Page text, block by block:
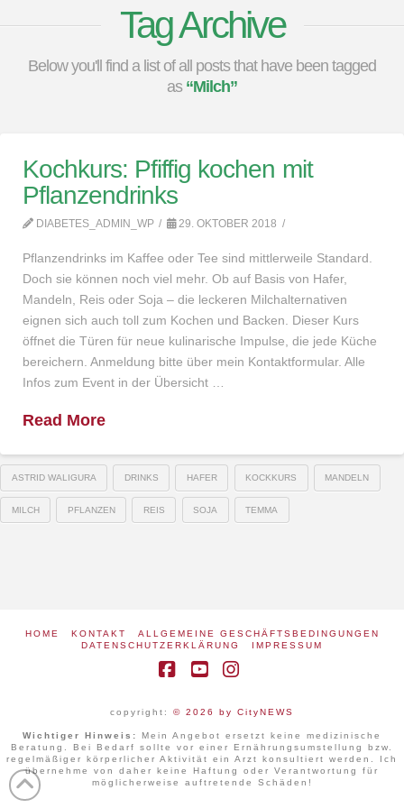
Tag Archive
Below you'll find a list of all posts that have been tagged
as “Milch”
Kochkurs: Pfiffig kochen mit
Pflanzendrinks
DIABETES_ADMIN_WP 29. OKTOBER 2018
Pflanzendrinks im Kaffee oder Tee sind mittlerweile Standard.
Doch sie können noch viel mehr. Ob auf Basis von Hafer,
Mandeln, Reis oder Soja – die leckeren Milchalternativen
eignen sich auch toll zum Kochen und Backen. Dieser Kurs
öffnet die Türen für neue kulinarische Impulse, die jede Küche
bereichern. Anmeldung bitte über mein Kontaktformular. Alle
Infos zum Event in der Übersicht …
Read More
ASTRID WALIGURA DRINKS HAFER KOCKKURS MANDELN
MILCH PFLANZEN REIS SOJA TEMMA
HOME KONTAKT
ALLGEMEINE GESCHÄFTSBEDINGUNGEN
DATENSCHUTZERKLÄRUNG
IMPRESSUM
copyright: © 2026 by CityNEWS
Wichtiger Hinweis:
Mein Angebot ersetzt keine medizinische
Beratung. Bei Bedarf sollte vor einer Ernährungsumstellung bzw.
regelmäßiger körperlicher Aktivität ein Arzt konsultiert werden. Ich
übernehme von daher keine Haftung oder Verantwortung für
möglicherweise auftretende Schäden!